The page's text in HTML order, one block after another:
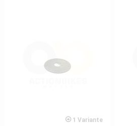
1 Variante